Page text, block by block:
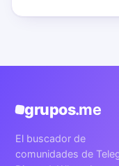
grupos.me
El buscador de
comunidades de